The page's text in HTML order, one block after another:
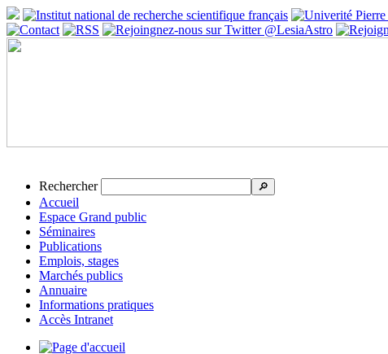
Rechercher 🔎
Accueil
Espace Grand public
Séminaires
Publications
Emplois, stages
Marchés publics
Annuaire
Informations pratiques
Accès Intranet